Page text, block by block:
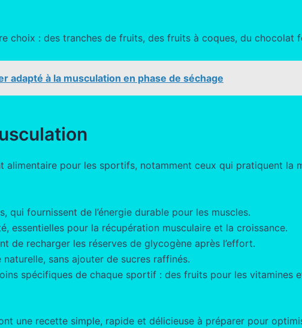
choix : des tranches de fruits, des fruits à coques, du chocolat
adapté à la musculation en phase de séchage
alimentaire pour les sportifs, notamment ceux qui pratiquent la
qui fournissent de l’énergie durable pour les muscles.
essentielles pour la récupération musculaire et la croissance.
de recharger les réserves de glycogène après l’effort.
sans ajouter de sucres raffinés.
spécifiques de chaque sportif : des fruits pour les vitamines
une recette simple, rapide et délicieuse à préparer pour